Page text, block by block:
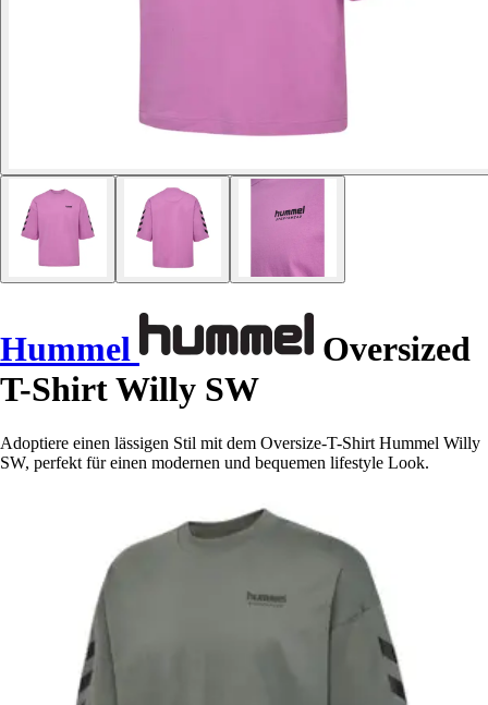
Hummel
Oversized
T-Shirt Willy SW
Adoptiere einen lässigen Stil mit dem Oversize-T-Shirt Hummel Willy
SW, perfekt für einen modernen und bequemen lifestyle Look.